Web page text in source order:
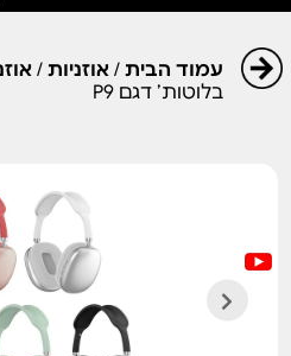
עמוד הבית/ אוזניות/
בלוטות’ דגם P9